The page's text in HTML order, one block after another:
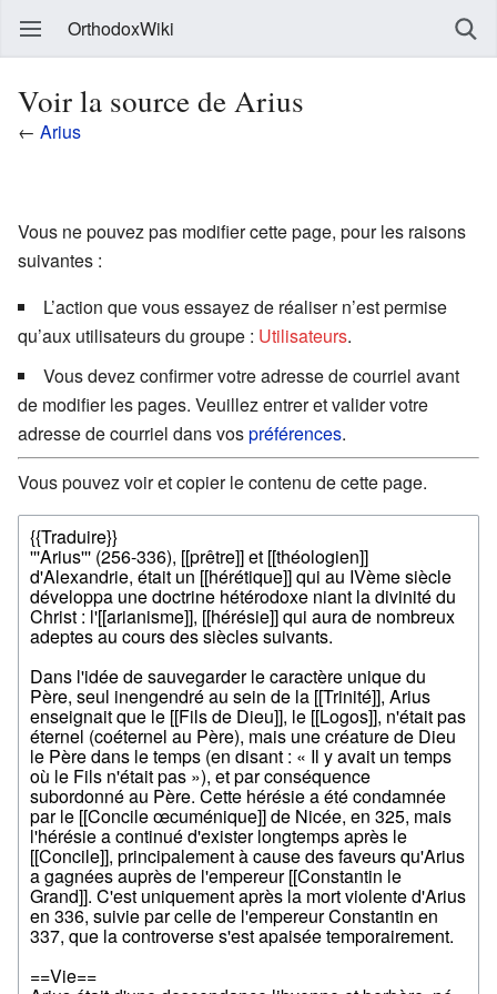
OrthodoxWiki
Voir la source de Arius
← Arius
Vous ne pouvez pas modifier cette page, pour les raisons
suivantes :
L’action que vous essayez de réaliser n’est permise
qu’aux utilisateurs du groupe : Utilisateurs.
Vous devez confirmer votre adresse de courriel avant
de modifier les pages. Veuillez entrer et valider votre
adresse de courriel dans vospréférences.
Vous pouvez voir et copier le contenu de cette page.